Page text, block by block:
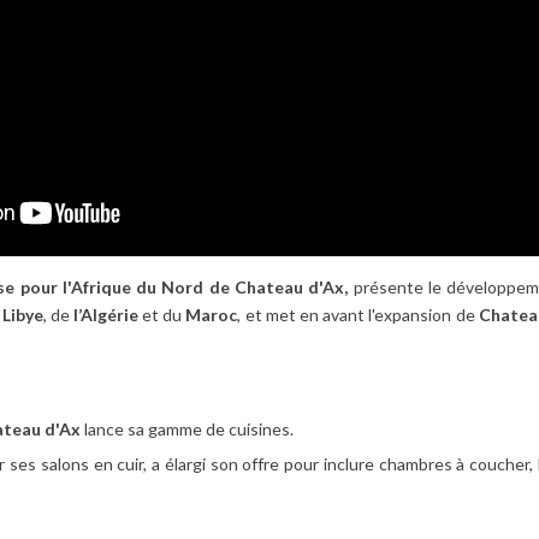
pour l'Afrique du Nord de Chateau d'Ax, présente le
Libye, de l’Algérieet du Maroc, et met en avant l'expansion de
d'Ax lance sa gamme de cuisines.
salons en cuir, a élargi son offre pour inclure chambres à